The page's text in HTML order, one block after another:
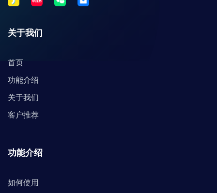
关于我们
首页
功能介绍
关于我们
客户推荐
功能介绍
如何使用